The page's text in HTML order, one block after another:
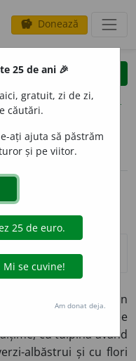
savings Donează
clear
opțiuni
plante erbacee din
plantă erbacee
cu tulpina având
albăstrui și cu flori
25 de ani 🎉
gratuit, zi de zi,
căutări.
ați ajuta să păstrăm
și pe viitor.
Am donat deja.